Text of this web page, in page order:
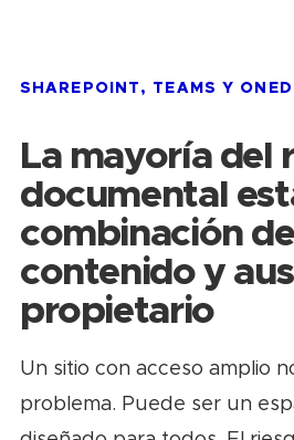
SHAREPOINT, TEAMS Y
La mayoría del
documental
combinación
contenido y
propietario
Un sitio con acceso amplio
problema. Puede ser un